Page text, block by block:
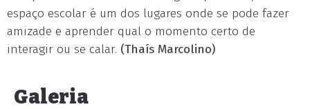
espaço escolar é um dos lugares onde se pode fazer
amizade e aprender qual o momento certo de
interagir ou se calar. (Thaís Marcolino)
Galeria